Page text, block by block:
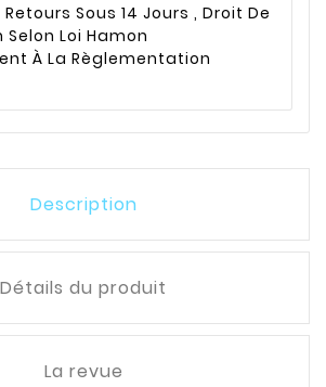
Sous 14 Jours , Droit De
Loi Hamon
À La Règlementation
Description
Détails du produit
La revue